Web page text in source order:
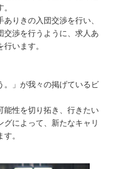
りきの入団交渉を行い、
交渉を行うように、求人あ
います。
。」が我々の掲げているビ
能性を切り拓き、行きたい
によって、新たなキャリ
。